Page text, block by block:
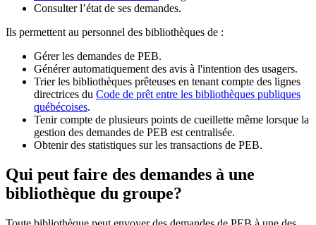
Consulter l’état de ses demandes.
Ils permettent au personnel des bibliothèques de :
Gérer les demandes de PEB.
Générer automatiquement des avis à l'intention des usagers.
Trier les bibliothèques prêteuses en tenant compte des lignes
directrices du Code de prêt entre les bibliothèques publiques
québécoises.
Tenir compte de plusieurs points de cueillette même lorsque la
gestion des demandes de PEB est centralisée.
Obtenir des statistiques sur les transactions de PEB.
Qui peut faire des demandes à une
bibliothèque du groupe?